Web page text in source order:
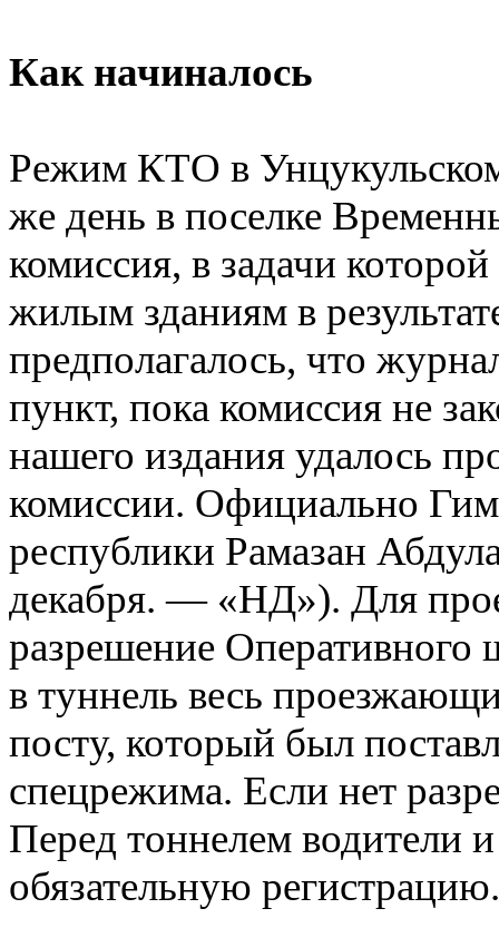
Как начиналось
Режим КТО в
же день в поселке
комиссия, в задачи
жилым зданиям в
предполагалось, что
пункт, пока комиссия не
нашего издания удалось
комиссии. Официально
республики Рамазан
декабря. — «НД»). Для
разрешение Оперативного
в туннель весь
посту, который был
спецрежима. Если нет
Перед тоннелем водители
обязательную